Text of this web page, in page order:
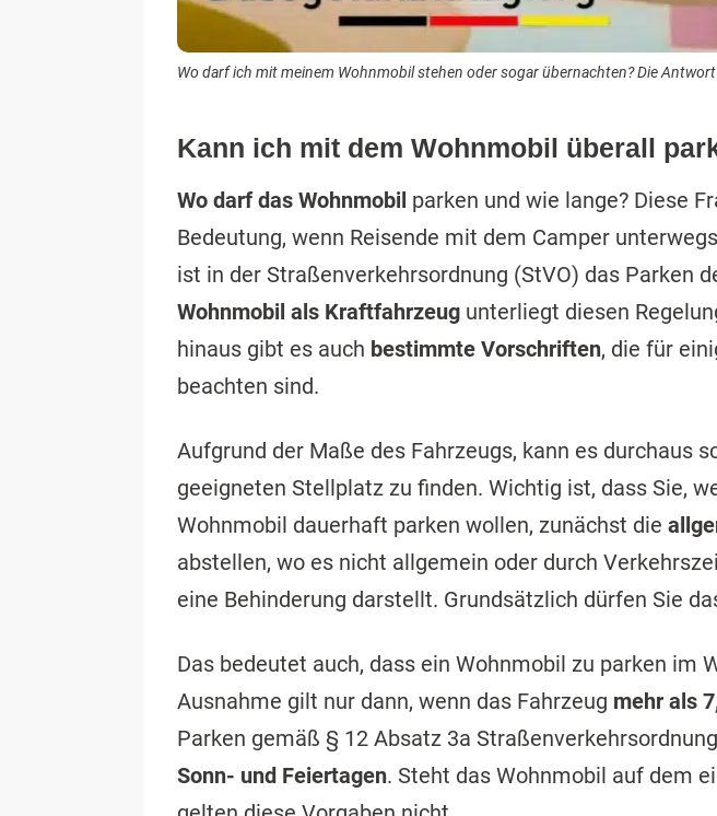
Wo darf ich mit meinem Wohnmobil stehen oder sogar übernachten? Die
Kann ich mit dem Wohnmobil überall
Wo darf das Wohnmobil parken und wie lange? Diese
Bedeutung, wenn Reisende mit dem Camper
ist in der Straßenverkehrsordnung (StVO) das Parken
Wohnmobil als Kraftfahrzeug unterliegt diesen
hinaus gibt es auch bestimmte Vorschriften, die für
beachten sind.
Aufgrund der Maße des Fahrzeugs, kann es durchaus
geeigneten Stellplatz zu finden. Wichtig ist, dass Sie,
Wohnmobil dauerhaft parken wollen, zunächst die
abstellen, wo es nicht allgemein oder durch
eine Behinderung darstellt. Grundsätzlich dürfen Sie
Das bedeutet auch, dass ein Wohnmobil zu parken im
Ausnahme gilt nur dann, wenn das Fahrzeug mehr als
Parken gemäß § 12 Absatz 3a
Sonn- und Feiertagen. Steht das Wohnmobil auf dem